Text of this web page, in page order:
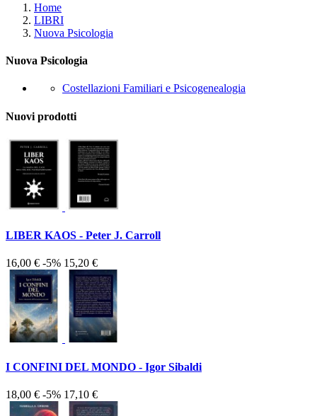
Home
LIBRI
Nuova Psicologia
Nuova Psicologia
Costellazioni Familiari e Psicogenealogia
Nuovi prodotti
LIBER KAOS - Peter J. Carroll
16,00 € -5% 15,20 €
I CONFINI DEL MONDO - Igor Sibaldi
18,00 € -5% 17,10 €